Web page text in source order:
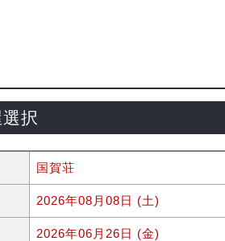
択
国賀荘
2026年08月08日 (土)
2026年06月26日 (金)